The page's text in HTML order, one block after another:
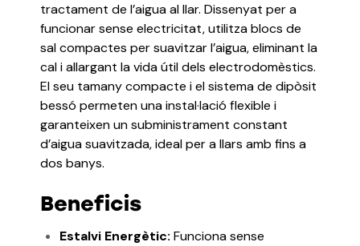
tractament de l’aigua al llar. Dissenyat per a
funcionar sense electricitat, utilitza blocs de
sal compactes per suavitzar l’aigua, eliminant la
cal i allargant la vida útil dels electrodomèstics.
El seu tamany compacte i el sistema de dipòsit
bessó permeten una instal·lació flexible i
garanteixen un subministrament constant
d’aigua suavitzada, ideal per a llars amb fins a
dos banys.
Beneficis
Estalvi Energètic: Funciona sense